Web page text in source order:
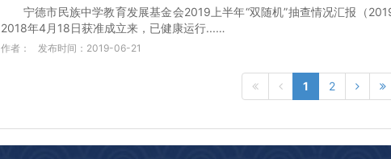
宁德市民族中学教育发展基金会2019上半年“双随机”抽查情况汇报（
2018年4月18日获准成立来，已健康运行...…
作者： 发布时间：2019-06-21
1 2